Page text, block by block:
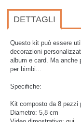
DETTAGLI
Questo kit può essere
decorazioni
album e card. Ma anche
per bimbi...
Specifiche:
Kit composto da 8 pezzi
Diametro: 5,8 cm